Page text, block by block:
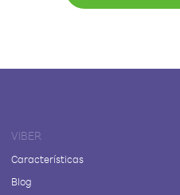
VIBER
Características
Blog